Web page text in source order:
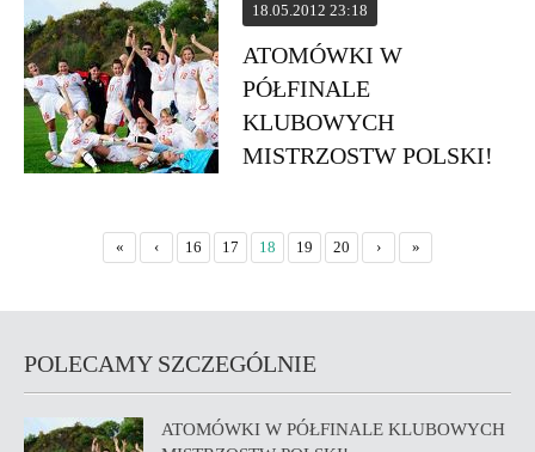
18.05.2012 23:18
ATOMÓWKI W
PÓŁFINALE
KLUBOWYCH
MISTRZOSTW POLSKI!
« ‹ 16 17 18 19 20 › »
POLECAMY SZCZEGÓLNIE
ATOMÓWKI W PÓŁFINALE KLUBOWYCH